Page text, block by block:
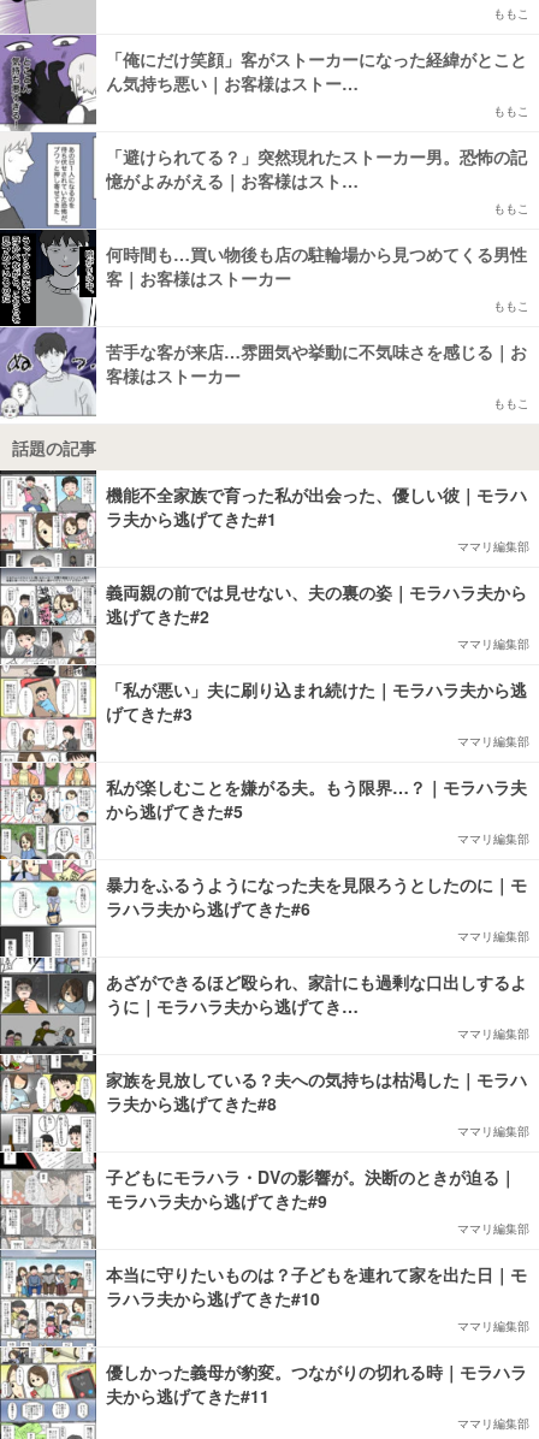
ももこ
「俺にだけ笑顔」客がストーカーになった経緯がとこと
ん気持ち悪い｜お客様はストー…
ももこ
「避けられてる？」突然現れたストーカー男。恐怖の記
憶がよみがえる｜お客様はスト…
ももこ
何時間も…買い物後も店の駐輪場から見つめてくる男性
客｜お客様はストーカー
ももこ
苦手な客が来店…雰囲気や挙動に不気味さを感じる｜お
客様はストーカー
ももこ
話題の記事
機能不全家族で育った私が出会った、優しい彼｜モラハ
ラ夫から逃げてきた#1
ママリ編集部
義両親の前では見せない、夫の裏の姿｜モラハラ夫から
逃げてきた#2
ママリ編集部
「私が悪い」夫に刷り込まれ続けた｜モラハラ夫から逃
げてきた#3
ママリ編集部
私が楽しむことを嫌がる夫。もう限界…？｜モラハラ夫
から逃げてきた#5
ママリ編集部
暴力をふるうようになった夫を見限ろうとしたのに｜モ
ラハラ夫から逃げてきた#6
ママリ編集部
あざができるほど殴られ、家計にも過剰な口出しするよ
うに｜モラハラ夫から逃げてき…
ママリ編集部
家族を見放している？夫への気持ちは枯渇した｜モラハ
ラ夫から逃げてきた#8
ママリ編集部
子どもにモラハラ・DVの影響が。決断のときが迫る｜
モラハラ夫から逃げてきた#9
ママリ編集部
本当に守りたいものは？子どもを連れて家を出た日｜モ
ラハラ夫から逃げてきた#10
ママリ編集部
優しかった義母が豹変。つながりの切れる時｜モラハラ
夫から逃げてきた#11
ママリ編集部